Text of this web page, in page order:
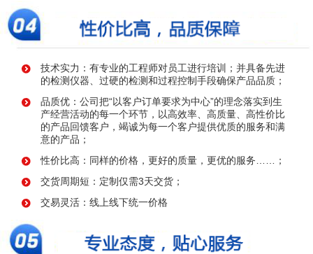
技术实力：有专业的工程师对员工进行培训；并具备先进
的检测仪器、过硬的检测和过程控制手段确保产品品质；
品质优：公司把“以客户订单要求为中心”的理念落实到生
产经营活动的每一个环节，以高效率、高质量、高性价比
的产品回馈客户，竭诚为每一个客户提供优质的服务和满
意的产品；
性价比高：同样的价格，更好的质量，更优的服务……；
交货周期短：定制仅需3天交货；
交易灵活：线上线下统一价格